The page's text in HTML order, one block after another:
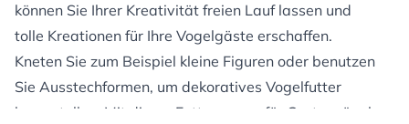
können Sie Ihrer Kreativität freien Lauf lassen und
tolle Kreationen für Ihre Vogelgäste erschaffen.
Kneten Sie zum Beispiel kleine Figuren oder benutzen
Sie Ausstechformen, um dekoratives Vogelfutter
herzustellen. Mit dieser Futtermasse für Gartenvögel-